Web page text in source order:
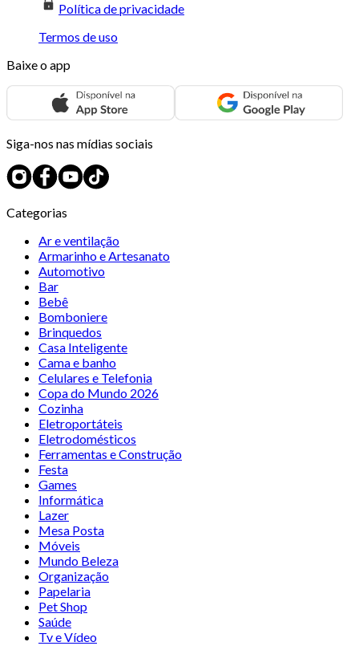
Política de privacidade
Termos de uso
Baixe o app
Siga-nos nas mídias sociais
Categorias
Ar e ventilação
Armarinho e Artesanato
Automotivo
Bar
Bebê
Bomboniere
Brinquedos
Casa Inteligente
Cama e banho
Celulares e Telefonia
Copa do Mundo 2026
Cozinha
Eletroportáteis
Eletrodomésticos
Ferramentas e Construção
Festa
Games
Informática
Lazer
Mesa Posta
Móveis
Mundo Beleza
Organização
Papelaria
Pet Shop
Saúde
Tv e Vídeo